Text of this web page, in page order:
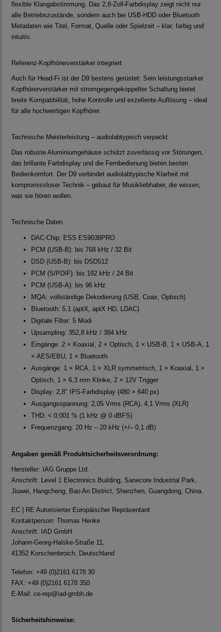
flexible Klangabstimmung. Das 2,8-Zoll-Farbdisplay zeigt nicht nur
alle Betriebszustände, sondern auch bei USB-HDD oder Bluetooth
Metadaten wie Titel, Format, Quelle oder Spielzeit – klar, farbig und
intuitiv.
Referenz-Kopfhörerverstärker integriert
Auch für Head-Fi ist der D9 bestens gerüstet: Sein leistungsstarker
Kopfhörerverstärker mit stromgegengekoppelter Schaltung bietet
breite Kompatibilität, hohe Kontrolle und exzellente Auflösung – ideal
für alle hochwertigen Kopfhörer.
Technische Meisterleistung – audiolabtypisch verpackt
Das robuste Aluminiumgehäuse schützt zuverlässig vor Störungen,
das brillante Farbdisplay und die Fernbedienung bieten besten
Bedienkomfort. Der D9 verbindet audiolabtypische Klarheit mit
kompromissloser Technik – gebaut für Musikliebhaber, die wissen,
was sie hören wollen.
Technische Daten
DAC-Chip: ESS ES9038PRO
PCM (USB-B): bis 768 kHz / 32 Bit
DSD (USB-B): bis DSD512
PCM (S/PDIF): bis 192 kHz / 24 Bit
PCM (USB-A): bis 96 kHz
MQA: vollständige Dekodierung (USB, Coax, Optisch)
Bluetooth: 5.1 (aptX, aptX HD, LDAC)
Digitale Filter: 5 Modi
Upsampling: 352,8 kHz / 384 kHz
Eingänge: 2 × Koaxial, 2 × Optisch, 1 × USB-B, 1 × USB-A, 1
× AES/EBU, 1 × Bluetooth
Ausgänge: 1 × RCA, 1 × XLR symmetrisch, 1 × Koaxial, 1 ×
Optisch, 1 × 6,3 mm Klinke, 2 × 12V Trigger
Display: 2,8" IPS-Farbdisplay (480 × 640 px)
Ausgangsspannung: 2,05 Vrms (RCA), 4,1 Vrms (XLR)
THD: < 0,001 % (1 kHz @ 0 dBFS)
Frequenzgang: 20 Hz – 20 kHz (+/– 0,1 dB)
Angaben gemäß Produktsicherheitsverordnung:
Hersteller: IAG Gruppe Ltd.
Anschrift: Level 1 Electronics Building, Sanecore Industrial Park,
Jiuwei, Hangcheng, Bao An District, Shenzhen, Guangdong, China.
EC | RE Autorisierter Europäischer Repräsentant
Kontaktperson: Thomas Henke
Anschrift: IAD GmbH
Johann-Georg-Halske-Straße 11,
41352 Korschenbroich, Deutschland
Telefon: +49 (0)2161 6178 30
FAX: +49 (0)2161 6178 350
E-Mail: ce-rep@iad-gmbh.de
Sicherheitshinweise: